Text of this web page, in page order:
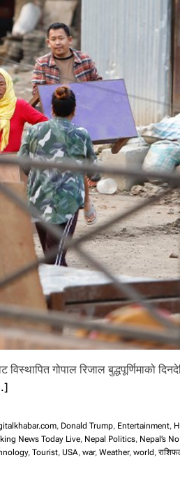
गोपाल रिजाल बुद्धपूर्णिमाको
, Donald Trump, Entertainment,
News Today Live, Nepal Politics, Nepal’s
, Tourist, USA, war, Weather, world ,